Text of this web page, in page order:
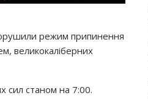
режим припинення
великокаліберних
сил станом на 7:00.